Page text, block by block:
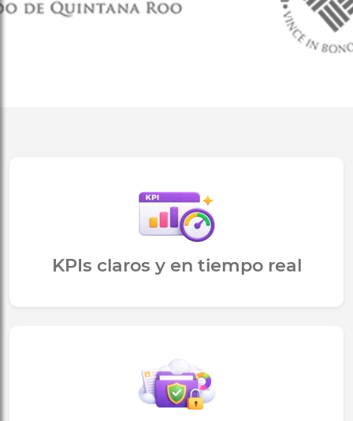
KPIs claros y en tiempo real